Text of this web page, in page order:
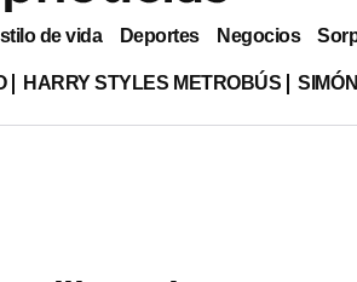
de vida Deportes Negocios
HARRY STYLES METROBÚS